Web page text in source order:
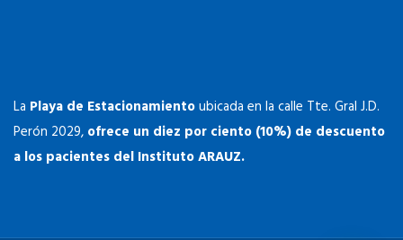
La Playa de Estacionamientoubicada en la calle Tte. Gral J.D.
Perón 2029, ofrece un diez por ciento (10%) de descuento
a los pacientes del Instituto ARAUZ.